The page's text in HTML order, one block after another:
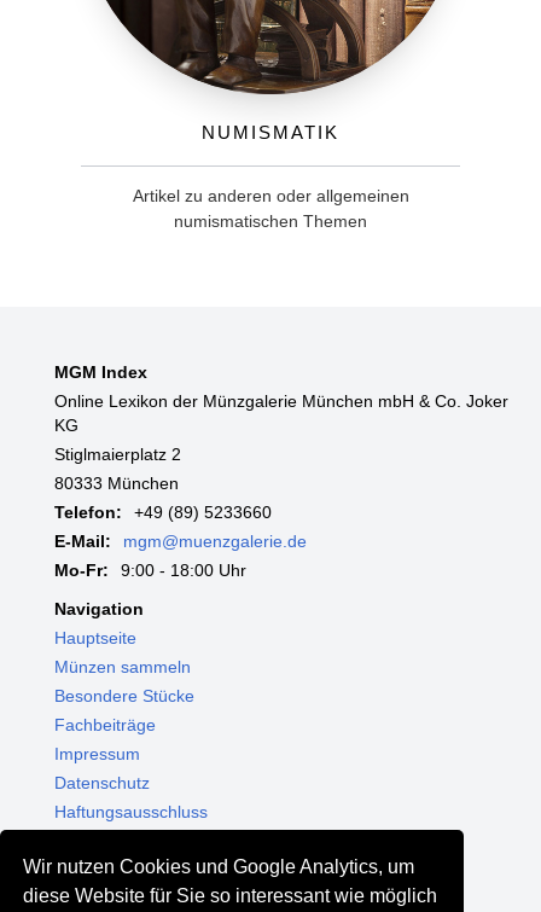
Wir nutzen Cookies und Google Analytics, um
diese Website für Sie so interessant wie möglich
Numismatik
Artikel zu anderen oder allgemeinen
numismatischen Themen
MGM Index
Online Lexikon der Münzgalerie München mbH & Co. Joker
KG
Stiglmaierplatz 2
80333 München
Telefon:
+49 (89) 5233660
E-Mail:
mgm@muenzgalerie.de
Mo-Fr:
9:00 - 18:00 Uhr
Navigation
Hauptseite
Münzen sammeln
Besondere Stücke
Fachbeiträge
Impressum
Datenschutz
Haftungsausschluss
Shop - Online kaufen
Münzgalerie München